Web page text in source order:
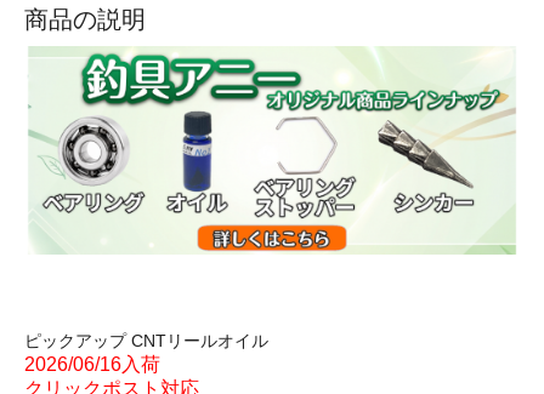
商品の説明
ピックアップ CNTリールオイル
2026/06/16入荷
クリックポスト対応